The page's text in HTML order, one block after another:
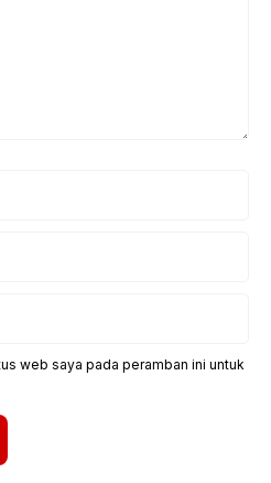
web saya pada peramban ini untuk